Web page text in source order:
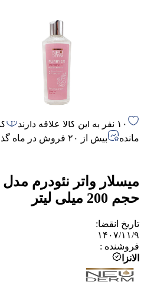
۱۰ نفر به این کالا علاقه دارند
مانده
بیش از ۲۰ فروش در ماه گذشته
حجم 200 میلی لیتر
تاریخ انقضا:
۱۴۰۷/۱۱/۹
فروشنده :
الانزا